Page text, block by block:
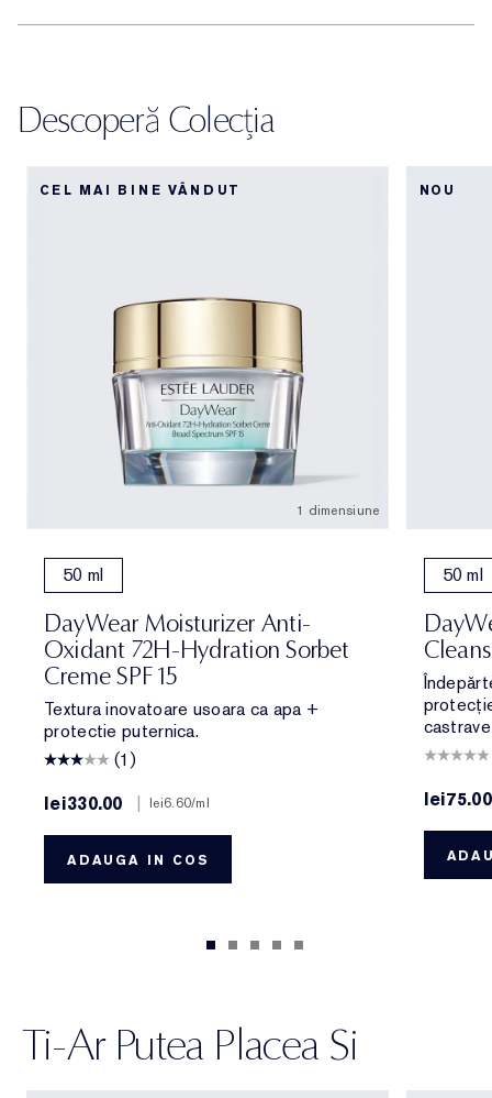
Descoperă Colecția
CEL MAI BINE VÂNDUT
1 dimensiune
50 ml
DayWear Moisturizer Anti-
Oxidant 72H-Hydration Sorbet
Creme SPF 15
Textura inovatoare usoara ca apa +
protectie puternica.
(1)
lei330.00
| lei6.60/ml
ADAUGA IN COS
NOU
50 ml
lei75.00
Ti-Ar Putea Placea Si